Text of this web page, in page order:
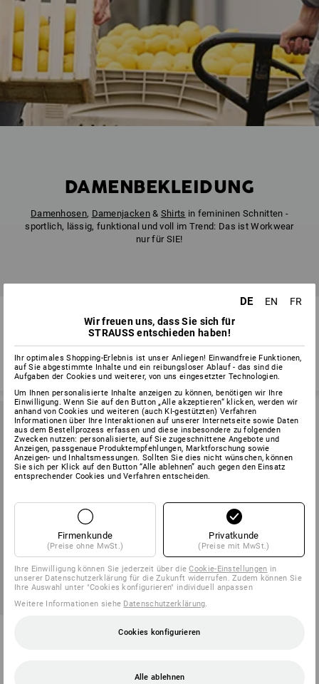
DAMENBEKLEIDUNG
Damenhosen, Damenjacken& Shirts in femininen Schnitten -
sportlich, lässig, funktional und voll im Trend: Das ist Workwear
nur für SIE!
1
SALE -40%
NFL Hoodie cotton, ladies
DE EN
FR
Wir freuen uns, dass Sie sich für
STRAUSS entschieden haben!
Ihr optimales Shopping-Erlebnis ist unser Anliegen! Einwandfreie Funktionen,
auf Sie abgestimmte Inhalte und ein reibungsloser Ablauf - das sind die
Aufgaben der Cookies und weiterer, von uns eingesetzter Technologien.
Um Ihnen personalisierte Inhalte anzeigen zu können, benötigen wir Ihre
Einwilligung. Wenn Sie auf den Button „Alle akzeptieren“ klicken, werden wir
anhand von Cookies und weiteren (auch KI-gestützten) Verfahren
Informationen über Ihre Interaktionen auf unserer Internetseite sowie Daten
aus dem Bestellprozess erfassen und diese insbesondere zu folgenden
Zwecken nutzen: personalisierte, auf Sie zugeschnittene Angebote und
Anzeigen, passgenaue Produktempfehlungen, Marktforschung sowie
Anzeigen- und Inhaltsmessungen. Sollten Sie dies nicht wünschen, können
Sie sich per Klick auf den Button “Alle ablehnen” auch gegen den Einsatz
entsprechender Cookies und Verfahren entscheiden.
Firmenkunde
(Preise ohne MwSt.)
Privatkunde
(Preise mit MwSt.)
Ihre Einwilligung können Sie jederzeit über dieCookie-Einstellungen in
unserer Datenschutzerklärung für die Zukunft widerrufen. Zudem können Sie
Ihre Auswahl unter "Cookies konfigurieren" individuell anpassen
Weitere Informationen siehe Datenschutzerklärung
Cookies konfigurieren
Alle ablehnen